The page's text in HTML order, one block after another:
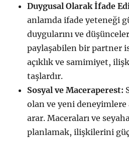
Duygusal Olarak İfade
anlamda ifade yeteneği
duygularını ve
paylaşabilen bir partner
açıklık ve samimiyet,
taşlardır.
Sosyal ve Maceraperest:
olan ve yeni deneyimlere
arar. Maceraları ve
planlamak, ilişkilerini